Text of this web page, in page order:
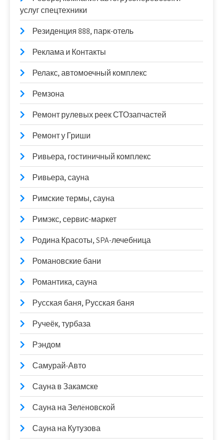
услуг спецтехники
Резиденция 888, парк-отель
Реклама и Контакты
Релакс, автомоечный комплекс
Ремзона
Ремонт рулевых реек СТОзапчастей
Ремонт у Гриши
Ривьера, гостиничный комплекс
Ривьера, сауна
Римские термы, сауна
Римэкс, сервис-маркет
Родина Красоты, SPA-лечебница
Романовские бани
Романтика, сауна
Русская баня, Русская баня
Ручеёк, турбаза
Рэндом
Самурай-Авто
Сауна в Закамске
Сауна на Зелëновской
Сауна на Кутузова